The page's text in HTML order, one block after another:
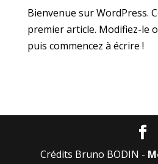
Bienvenue sur WordPress.
premier article. Modifiez-le
puis commencez à écrire !
Crédits Bruno BODIN -